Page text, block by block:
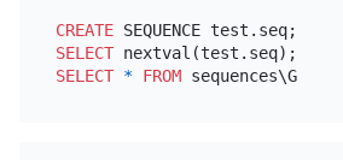
CREATE
SELECT
SELECT * FROM sequences\G